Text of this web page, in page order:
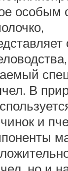
особым
В
и